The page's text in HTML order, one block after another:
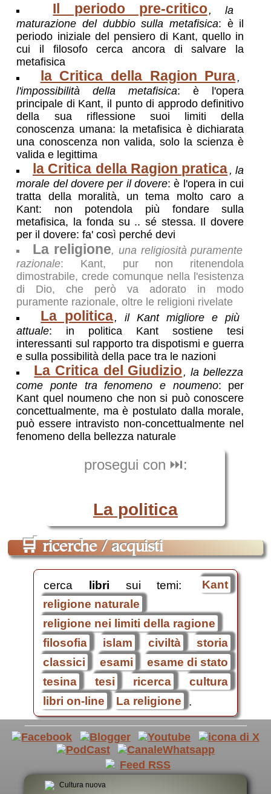
Il periodo pre-critico, la
maturazione del dubbio sulla metafisica: è il
periodo iniziale del pensiero di Kant, quello in
cui il filosofo cerca ancora di salvare la
metafisica
la Critica della Ragion Pura ,
l'impossibilità della metafisica: è l'opera
principale di Kant, il punto di approdo definitivo
della sua riflessione suoi limiti della
conoscenza umana: la metafisica è dichiarata
una conoscenza non valida, solo la scienza è
valida e legittima
la Critica della Ragion pratica , la
morale del dovere per il dovere: è l'opera in cui
tratta della moralità, un tema molto caro a
Kant: non potendola più fondare sulla
metafisica, la fonda su .. sé stessa. Il dovere
per il dovere: fa' così perché devi
La religione, una religiosità puramente
razionale: Kant, pur non ritenendola
dimostrabile, crede comunque nella l'esistenza
di Dio, che però va adorato in modo
puramente razionale, oltre le religioni rivelate
La politica, il Kant migliore e più
attuale: in politica Kant sostiene tesi
interessanti sul rapporto tra dispotismi e guerra
e sulla possibilità della pace tra le nazioni
La Critica del Giudizio, la bellezza
come ponte tra fenomeno e noumeno: per
Kant quel noumeno che non si può conoscere
concettualmente, ma è postulato dalla morale,
può essere intravisto non-concettualmente nel
fenomeno della bellezza naturale
prosegui con ⏭️:
La politica
🛒 ricerche / acquisti
cerca libri sui temi:
Kant
religione naturale
religione nei limiti della ragione
filosofia
islam civiltà
storia
classici
esami
esame di stato
tesina
tesi ricerca
cultura
libri on-line
La religione